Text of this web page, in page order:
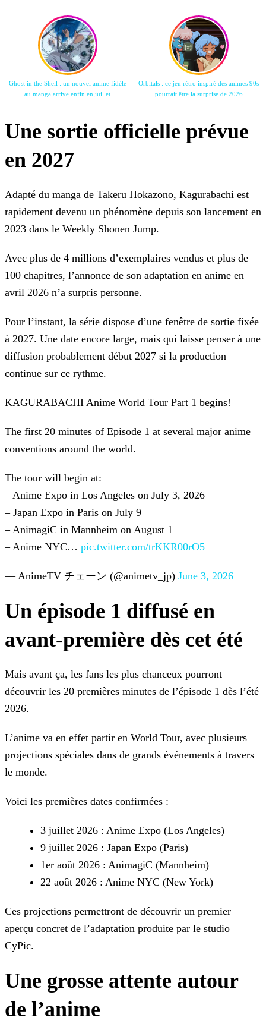
Ghost in the Shell : un nouvel anime fidèle
au manga arrive enfin en juillet
Orbitals : ce jeu rétro inspiré des animes 90s
pourrait être la surprise de 2026
Une sortie officielle prévue
en 2027
Adapté du manga de Takeru Hokazono, Kagurabachi est
rapidement devenu un phénomène depuis son lancement en
2023 dans le Weekly Shonen Jump.
Avec plus de 4 millions d’exemplaires vendus et plus de
100 chapitres, l’annonce de son adaptation en anime en
avril 2026 n’a surpris personne.
Pour l’instant, la série dispose d’une fenêtre de sortie fixée
à 2027. Une date encore large, mais qui laisse penser à une
diffusion probablement début 2027 si la production
continue sur ce rythme.
KAGURABACHI Anime World Tour Part 1 begins!
The first 20 minutes of Episode 1 at several major anime
conventions around the world.
The tour will begin at:
– Anime Expo in Los Angeles on July 3, 2026
– Japan Expo in Paris on July 9
– AnimagiC in Mannheim on August 1
– Anime NYC… pic.twitter.com/trKKR00rO5
— AnimeTV チェーン (@animetv_jp) June 3, 2026
Un épisode 1 diffusé en
avant-première dès cet été
Mais avant ça, les fans les plus chanceux pourront
découvrir les 20 premières minutes de l’épisode 1 dès l’été
2026.
L’anime va en effet partir en World Tour, avec plusieurs
projections spéciales dans de grands événements à travers
le monde.
Voici les premières dates confirmées :
3 juillet 2026 : Anime Expo (Los Angeles)
9 juillet 2026 : Japan Expo (Paris)
1er août 2026 : AnimagiC (Mannheim)
22 août 2026 : Anime NYC (New York)
Ces projections permettront de découvrir un premier
aperçu concret de l’adaptation produite par le studio
CyPic.
Une grosse attente autour
de l’anime